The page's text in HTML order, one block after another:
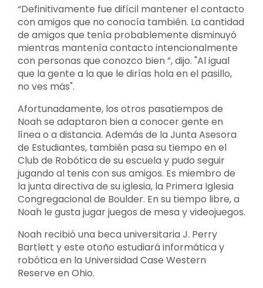
“Definitivamente fue difícil mantener el contacto
con amigos que no conocía también. La cantidad
de amigos que tenía probablemente disminuyó
mientras mantenía contacto intencionalmente
con personas que conozco bien ”, dijo. "Al igual
que la gente a la que le dirías hola en el pasillo,
no ves más".
Afortunadamente, los otros pasatiempos de
Noah se adaptaron bien a conocer gente en
línea o a distancia. Además de la Junta Asesora
de Estudiantes, también pasa su tiempo en el
Club de Robótica de su escuela y pudo seguir
jugando al tenis con sus amigos. Es miembro de
la junta directiva de su iglesia, la Primera Iglesia
Congregacional de Boulder. En su tiempo libre, a
Noah le gusta jugar juegos de mesa y videojuegos.
Noah recibió una beca universitaria J. Perry
Bartlett y este otoño estudiará informática y
robótica en la Universidad Case Western
Reserve en Ohio.